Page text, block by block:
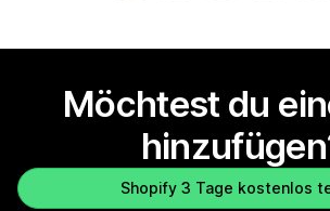
Möchtest du
Shopify 3 Tage kostenlos